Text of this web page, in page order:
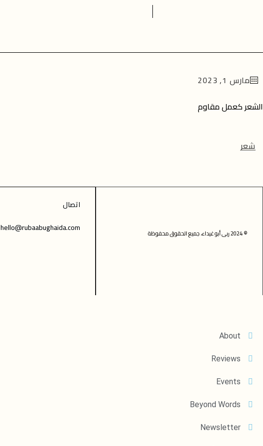
مارس 1, 2023
الشعر كعمل مقاوم
شعر
© 2024 ربى أبو غيداء، جميع الحقوق محفوظة
اتصال
hello@rubaabughaida.com
About
Reviews
Events
Beyond Words
Newsletter